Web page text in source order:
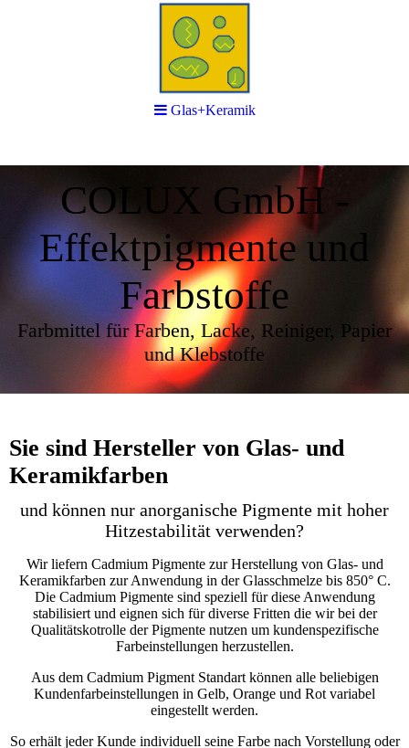
COLUX GmbH -
Effektpigmente und
Farbstoffe
Farbmittel für Farben, Lacke, Reiniger, Papier
und Klebstoffe
Sie sind Hersteller von Glas- und
Keramikfarben
und können nur anorganische Pigmente mit hoher
Hitzestabilität verwenden?
Wir liefern Cadmium Pigmente zur Herstellung von Glas- und
Keramikfarben zur Anwendung in der Glasschmelze bis 850° C.
Die Cadmium Pigmente sind speziell für diese Anwendung
stabilisiert und eignen sich für diverse Fritten die wir bei der
Qualitätskotrolle der Pigmente nutzen um kundenspezifische
Farbeinstellungen herzustellen.
Aus dem Cadmium Pigment Standart können alle beliebigen
Kundenfarbeinstellungen in Gelb, Orange und Rot variabel
eingestellt werden.
So erhält jeder Kunde individuell seine Farbe nach Vorstellung oder
Glas+Keramik